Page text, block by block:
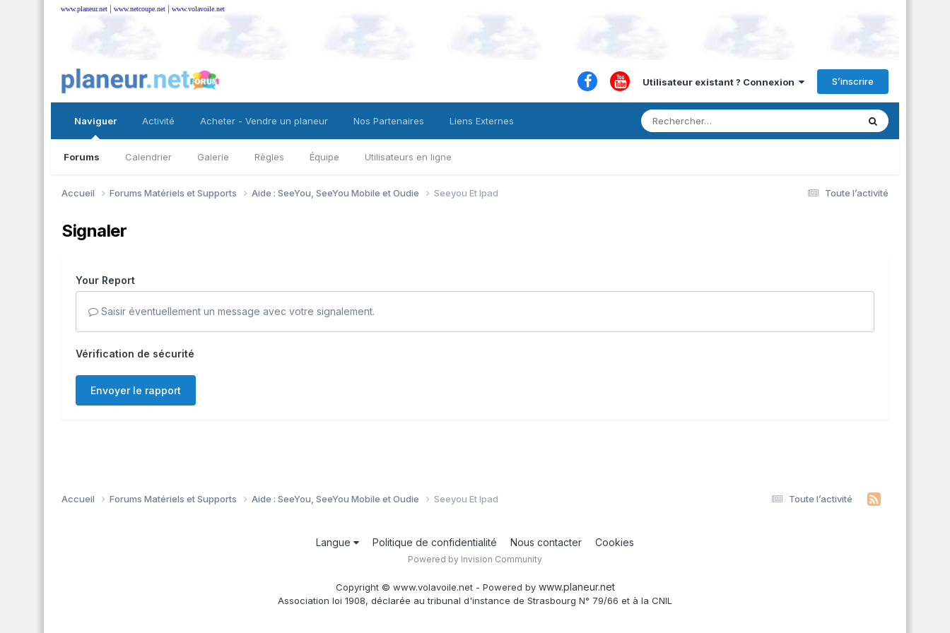
www.planeur.net | www.netcoupe.net | www.volavoile.net
Utilisateur existant ? Connexion S’inscrire
Naviguer
Forums Calendrier Galerie Règles Équipe Utilisateurs en ligne
Activité Acheter - Vendre un planeur Nos Partenaires Liens Externes
Toute l’activité
Accueil Forums Matériels et Supports Aide : SeeYou, SeeYou Mobile et Oudie Seeyou Et Ipad
Signaler
Your Report
Saisir éventuellement un message avec votre signalement.
Vérification de sécurité
Envoyer le rapport
Toute l’activité
Accueil Forums Matériels et Supports Aide : SeeYou, SeeYou Mobile et Oudie Seeyou Et Ipad
Langue Politique de confidentialité Nous contacter Cookies
Powered by Invision Community
Copyright © www.volavoile.net - Powered by www.planeur.net
Association loi 1908, déclarée au tribunal d'instance de Strasbourg N° 79/66 et à la CNIL